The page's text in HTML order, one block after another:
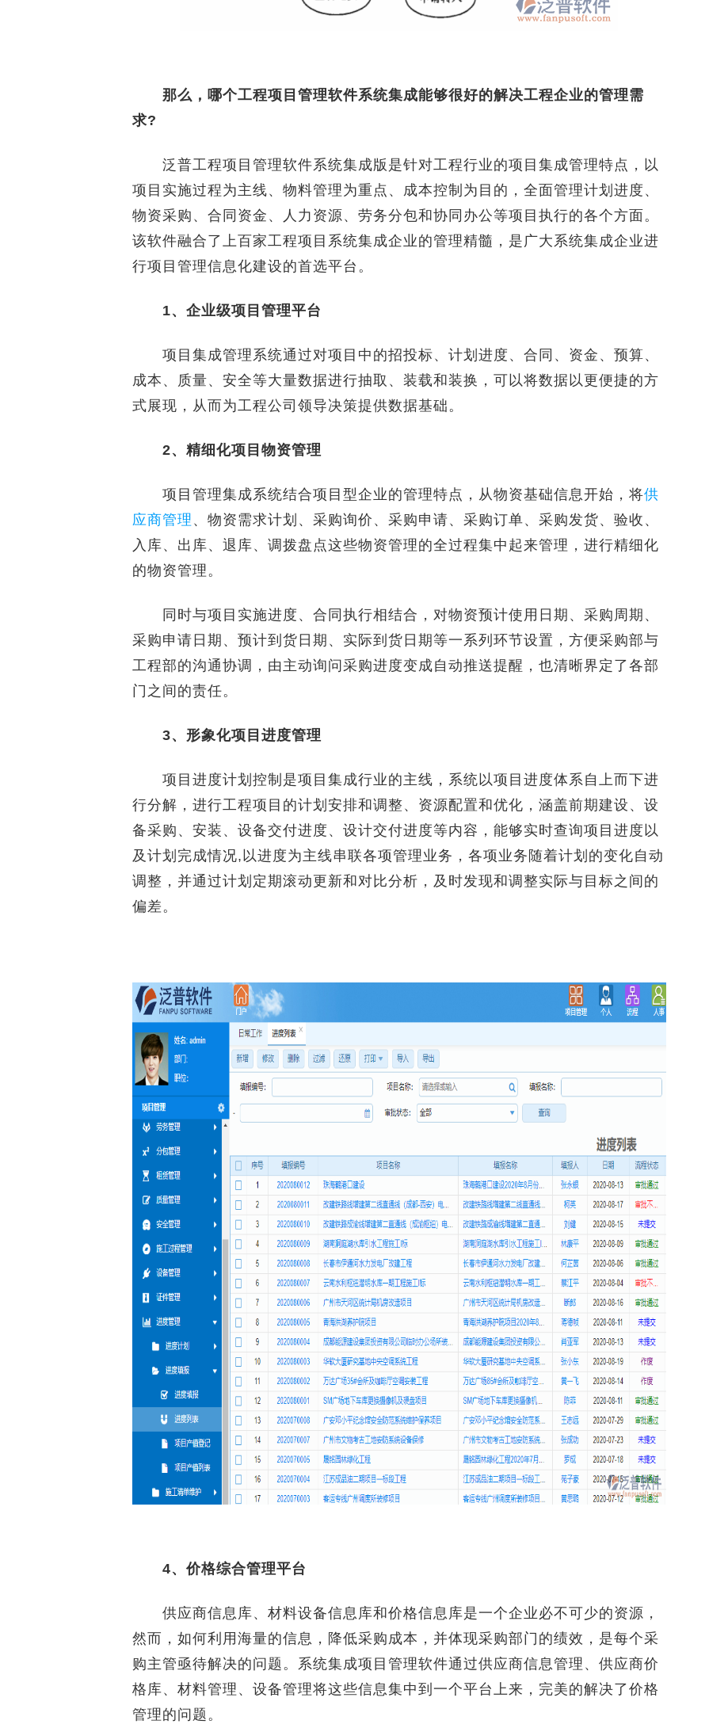
那么，哪个工程项目管理软件系统集成能够很好的解决工程企业的管理需
求?
泛普工程项目管理软件系统集成版是针对工程行业的项目集成管理特点，以
项目实施过程为主线、物料管理为重点、成本控制为目的，全面管理计划进度、
物资采购、合同资金、人力资源、劳务分包和协同办公等项目执行的各个方面。
该软件融合了上百家工程项目系统集成企业的管理精髓，是广大系统集成企业进
行项目管理信息化建设的首选平台。
1、企业级项目管理平台
项目集成管理系统通过对项目中的招投标、计划进度、合同、资金、预算、
成本、质量、安全等大量数据进行抽取、装载和装换，可以将数据以更便捷的方
式展现，从而为工程公司领导决策提供数据基础。
2、精细化项目物资管理
项目管理集成系统结合项目型企业的管理特点，从物资基础信息开始，将供
应商管理 、物资需求计划、采购询价、采购申请、采购订单、采购发货、验收、
入库、出库、退库、调拨盘点这些物资管理的全过程集中起来管理，进行精细化
的物资管理。
同时与项目实施进度、合同执行相结合，对物资预计使用日期、采购周期、
采购申请日期、预计到货日期、实际到货日期等一系列环节设置，方便采购部与
工程部的沟通协调，由主动询问采购进度变成自动推送提醒，也清晰界定了各部
门之间的责任。
3、形象化项目进度管理
项目进度计划控制是项目集成行业的主线，系统以项目进度体系自上而下进
行分解，进行工程项目的计划安排和调整、资源配置和优化，涵盖前期建设、设
备采购、安装、设备交付进度、设计交付进度等内容，能够实时查询项目进度以
及计划完成情况,以进度为主线串联各项管理业务，各项业务随着计划的变化自动
调整，并通过计划定期滚动更新和对比分析，及时发现和调整实际与目标之间的
偏差。
4、价格综合管理平台
供应商信息库、材料设备信息库和价格信息库是一个企业必不可少的资源，
然而，如何利用海量的信息，降低采购成本，并体现采购部门的绩效，是每个采
购主管亟待解决的问题。系统集成项目管理软件通过供应商信息管理、供应商价
格库、材料管理、设备管理将这些信息集中到一个平台上来，完美的解决了价格
管理的问题。